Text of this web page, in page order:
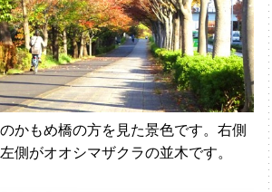
かもめ橋の方を見た景色です。右側
側がオオシマザクラの並木です。